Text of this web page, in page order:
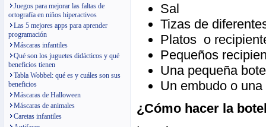
Juegos para mejorar las faltas de
ortografía en niños hiperactivos
Las 5 mejores apps para aprender
programación
Máscaras infantiles
Qué son los juguetes didácticos y qué
beneficios tienen
Tabla Wobbel: qué es y cuáles son sus
beneficios
Máscaras de Halloween
Máscaras de animales
Caretas infantiles
Sal
Tizas de
Platos o
Pequeños
Una pequeña
Un embudo o
¿Cómo hacer la